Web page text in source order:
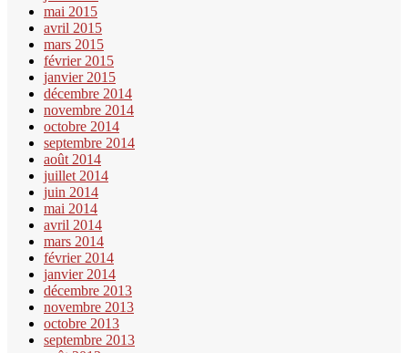
mai 2015
avril 2015
mars 2015
février 2015
janvier 2015
décembre 2014
novembre 2014
octobre 2014
septembre 2014
août 2014
juillet 2014
juin 2014
mai 2014
avril 2014
mars 2014
février 2014
janvier 2014
décembre 2013
novembre 2013
octobre 2013
septembre 2013